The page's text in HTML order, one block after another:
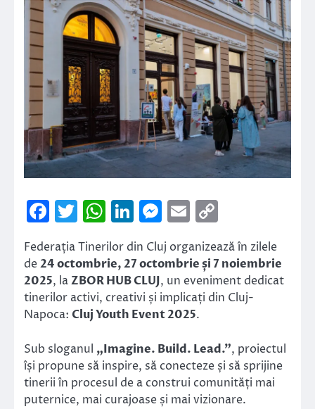
Facebook
Twitter
WhatsApp
LinkedIn
Messenger
Email
Link
Federația Tinerilor din Cluj organizează în zilele
de24 octombrie, 27 octombrie și 7 noiembrie
2025, laZBOR HUB CLUJ, un eveniment dedicat
tinerilor activi, creativi și implicați din Cluj-
Napoca: Cluj Youth Event 2025.
Sub sloganul „Imagine. Build. Lead.”, proiectul
își propune să inspire, să conecteze și să sprijine
tinerii în procesul de a construi comunități mai
puternice, mai curajoase și mai vizionare.